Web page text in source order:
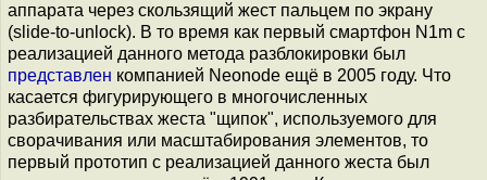
аппарата через скользящий жест пальцем по экрану
(slide-to-unlock). В то время как первый смартфон N1m с
реализацией данного метода разблокировки был
представлен компанией Neonode ещё в 2005 году. Что
касается фигурирующего в многочисленных
разбирательствах жеста "щипок", используемого для
сворачивания или масштабирования элементов, то
первый прототип с реализацией данного жеста был